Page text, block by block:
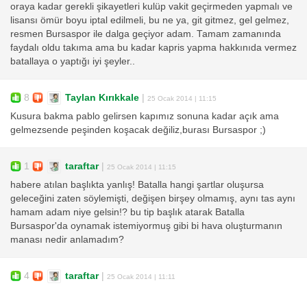
oraya kadar gerekli şikayetleri kulüp vakit geçirmeden yapmalı ve
lisansı ömür boyu iptal edilmeli, bu ne ya, git gitmez, gel gelmez,
resmen Bursaspor ile dalga geçiyor adam. Tamam zamanında
faydalı oldu takıma ama bu kadar kapris yapma hakkınıda vermez
batallaya o yaptığı iyi şeyler..
8 Taylan Kırıkkale | 25 Ocak 2014 | 11:15
Kusura bakma pablo gelirsen kapımız sonuna kadar açık ama
gelmezsende peşinden koşacak değiliz,burası Bursaspor ;)
1 taraftar| 25 Ocak 2014 | 11:15
habere atılan başlıkta yanlış! Batalla hangi şartlar oluşursa
geleceğini zaten söylemişti, değişen birşey olmamış, aynı tas aynı
hamam adam niye gelsin!? bu tip başlık atarak Batalla
Bursaspor'da oynamak istemiyormuş gibi bi hava oluşturmanın
manası nedir anlamadım?
4 taraftar| 25 Ocak 2014 | 11:11